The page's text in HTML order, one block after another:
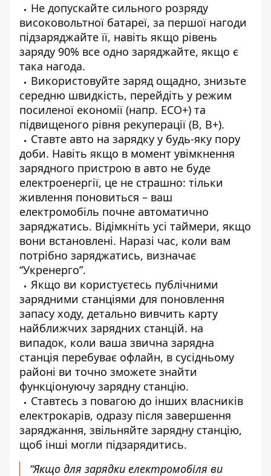
Не допускайте сильного розряду
високовольтної батареї, за першої нагоди
підзаряджайте її, навіть якщо рівень
заряду 90% все одно заряджайте, якщо є
така нагода.
Використовуйте заряд ощадно, знизьте
середню швидкість, перейдіть у режим
посиленої економії (напр. ECO+) та
підвищеного рівня рекуперації (B, B+).
Ставте авто на зарядку у будь-яку пору
доби. Навіть якщо в момент увімкнення
зарядного пристрою в авто не буде
електроенергії, це не страшно: тільки
живлення поновиться – ваш
електромобіль почне автоматично
заряджатись. Відімкніть усі таймери, якщо
вони встановлені. Наразі час, коли вам
потрібно заряджатись, визначає
“Укренерго”.
Якщо ви користуєтесь публічними
зарядними станціями для поновлення
запасу ходу, детально вивчить карту
найближчих зарядних станцій. на
випадок, коли ваша звична зарядна
станція перебуває офлайн, в сусідньому
районі ви точно зможете знайти
функціонуючу зарядну станцію.
Ставтесь з повагою до інших власників
електрокарів, одразу після завершення
заряджання, звільняйте зарядну станцію,
щоб інші могли підзарядитись.
“Якщо для зарядки електромобіля ви